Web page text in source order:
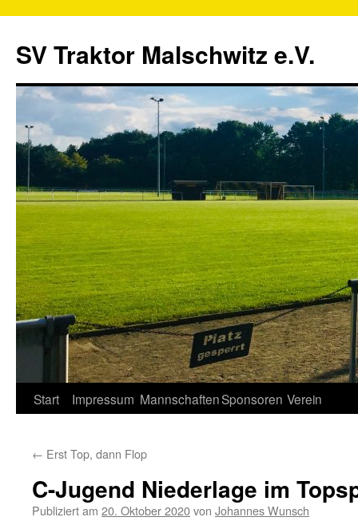
SV Traktor Malschwitz e.V.
Springe
Inhalt
Start Impressum MannschaftenSponsoren Verein
← Erst Top, dann Flop
C-Jugend Niederlage im
Publiziert am 20. Oktober 2020von Johannes Wunsch